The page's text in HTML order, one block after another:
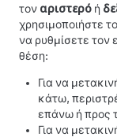
τον αριστερό ή
χρησιμοποιήστε
να ρυθμίσετε τον
θέση:
Για να
κάτω,
επάνω ή προς
Για να